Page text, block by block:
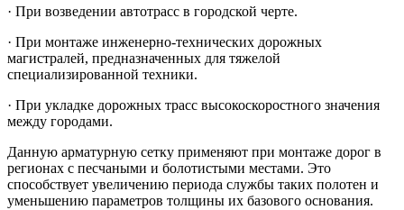
· При возведении автотрасс в городской черте.
· При монтаже инженерно-технических дорожных
магистралей, предназначенных для тяжелой
специализированной техники.
· При укладке дорожных трасс высокоскоростного значения
между городами.
Данную арматурную сетку применяют при монтаже дорог в
регионах с песчаными и болотистыми местами. Это
способствует увеличению периода службы таких полотен и
уменьшению параметров толщины их базового основания.